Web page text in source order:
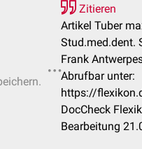
Zitieren
Artikel Tuber
Stud.med.dent.
Frank
Abrufbar unter:
https://
DocCheck
Bearbeitung